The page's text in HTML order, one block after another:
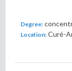
Degree:
Location: Curé-